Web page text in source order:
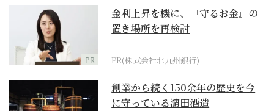
PR
金利上昇を機に、『守るお金』の
置き場所を再検討
PR(株式会社北九州銀行)
創業から続く150余年の歴史を今
に守っている濵田酒造